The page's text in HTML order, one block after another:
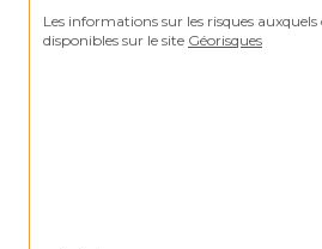
Les informations sur les risques auxquels
disponibles sur le site Géorisques